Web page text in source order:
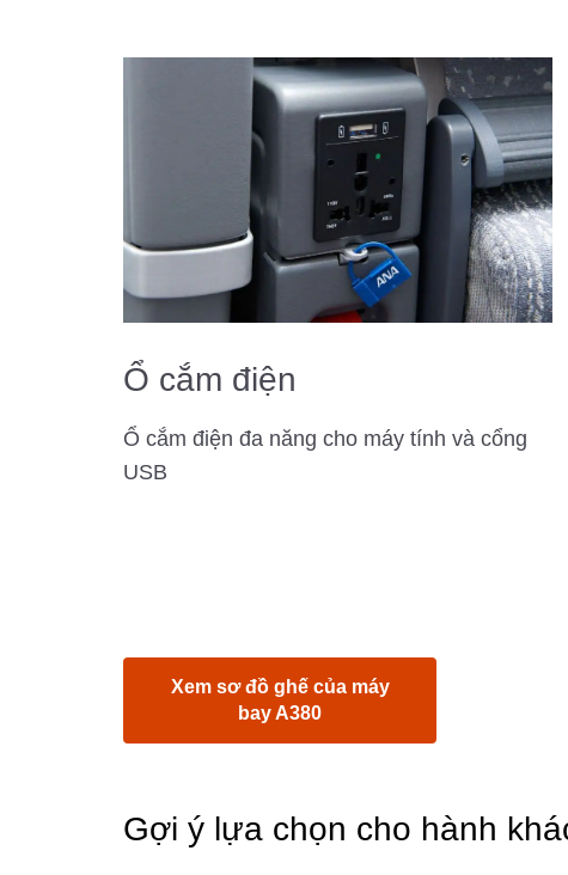
Ổ cắm điện
Ổ cắm điện đa năng cho máy tính và cổng
USB
Xem sơ đồ ghế của máy
bay A380
Gợi ý lựa chọn cho hành